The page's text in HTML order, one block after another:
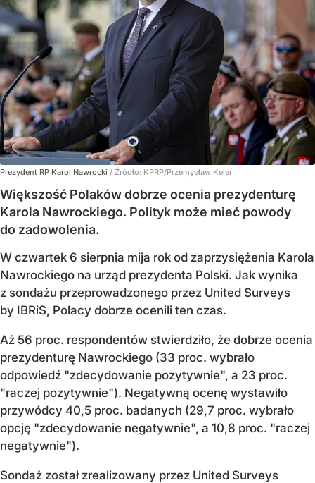
Prezydent RP Karol Nawrocki / Źródło: KPRP/Przemysław Keler
Większość Polaków dobrze ocenia prezydenturę
Karola Nawrockiego. Polityk może mieć powody
do zadowolenia.
W czwartek 6 sierpnia mija rok od zaprzysiężenia Karola
Nawrockiego na urząd prezydenta Polski. Jak wynika
z sondażu przeprowadzonego przez United Surveys
by IBRiS, Polacy dobrze ocenili ten czas.
Aż 56 proc. respondentów stwierdziło, że dobrze ocenia
prezydenturę Nawrockiego (33 proc. wybrało
odpowiedź "zdecydowanie pozytywnie", a 23 proc.
"raczej pozytywnie"). Negatywną ocenę wystawiło
przywódcy 40,5 proc. badanych (29,7 proc. wybrało
opcję "zdecydowanie negatywnie", a 10,8 proc. "raczej
negatywnie").
Sondaż został zrealizowany przez United Surveys